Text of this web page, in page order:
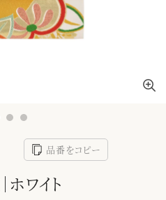
品番をコピー
ホワイト